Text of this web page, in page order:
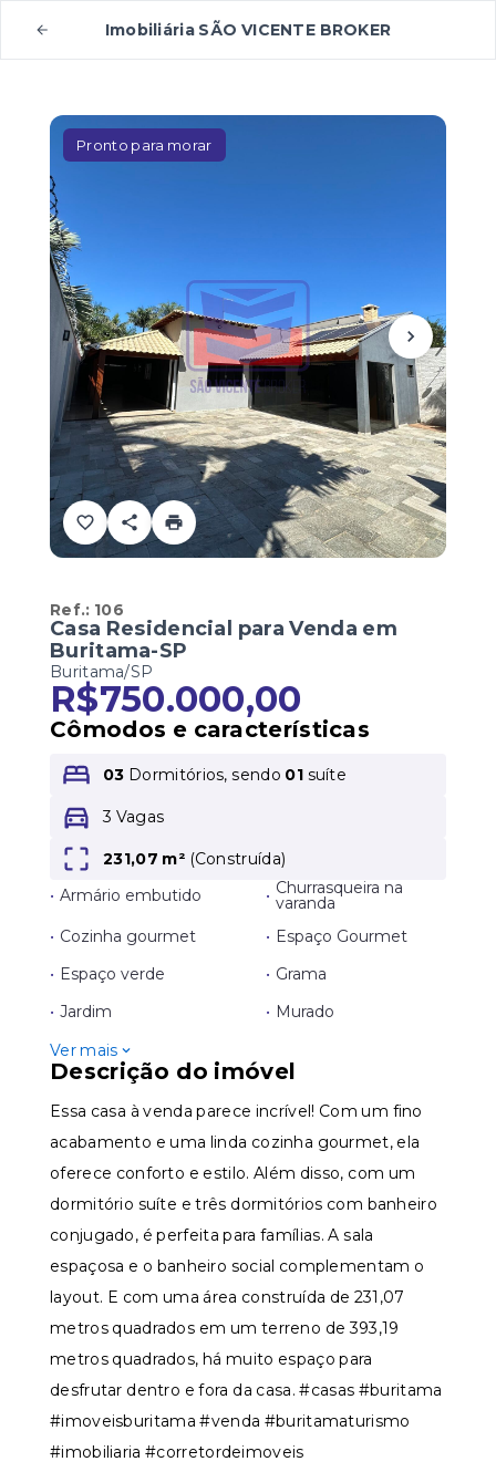
Imobiliária SÃO VICENTE BROKER
Pronto para morar
Ref.: 106
Casa Residencial para Venda em
Buritama-SP
Buritama/SP
R$750.000,00
Cômodos e características
03 Dormitórios, sendo 01suíte
3 Vagas
231,07 m² (Construída)
• Armário embutido • Churrasqueira na
varanda
• Cozinha gourmet • Espaço Gourmet
• Espaço verde • Grama
• Jardim • Murado
Ver mais
Descrição do imóvel
Essa casa à venda parece incrível! Com um fino
acabamento e uma linda cozinha gourmet, ela
oferece conforto e estilo. Além disso, com um
dormitório suíte e três dormitórios com banheiro
conjugado, é perfeita para famílias. A sala
espaçosa e o banheiro social complementam o
layout. E com uma área construída de 231,07
metros quadrados em um terreno de 393,19
metros quadrados, há muito espaço para
desfrutar dentro e fora da casa. #casas #buritama
#imoveisburitama #venda #buritamaturismo
#imobiliaria #corretordeimoveis